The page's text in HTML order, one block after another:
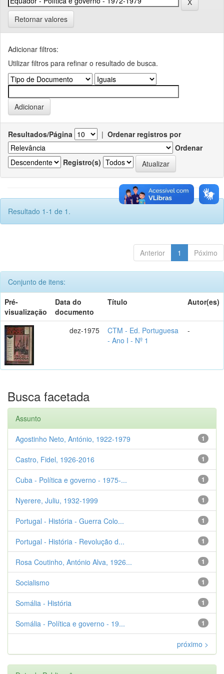
Retornar valores
Adicionar filtros:
Utilizar filtros para refinar o resultado de busca.
Resultados/Página | Ordenar registros por
Ordenar
Registro(s)
Resultado 1-1 de 1.
Anterior 1 Póximo
Conjunto de itens:
Pré-
visualização
Data do
documento
Título Autor(es)
dez-1975
CTM - Ed. Portuguesa
- Ano I - Nº 1
-
Busca facetada
Assunto
1
Agostinho Neto, António, 1922-1979
1
Castro, Fidel, 1926-2016
1
Cuba - Política e governo - 1975-...
1
Nyerere, Juliu, 1932-1999
1
Portugal - História - Guerra Colo...
1
Portugal - História - Revolução d...
1
Rosa Coutinho, António Alva, 1926...
1
Socialismo
1
Somália - História
1
Somália - Política e governo - 19...
próximo >